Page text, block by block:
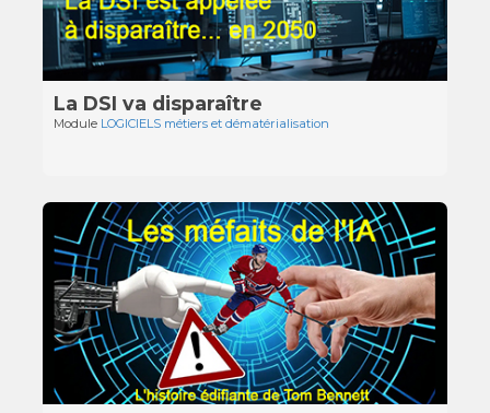
La DSI va disparaître
Module LOGICIELS métiers et dématérialisation